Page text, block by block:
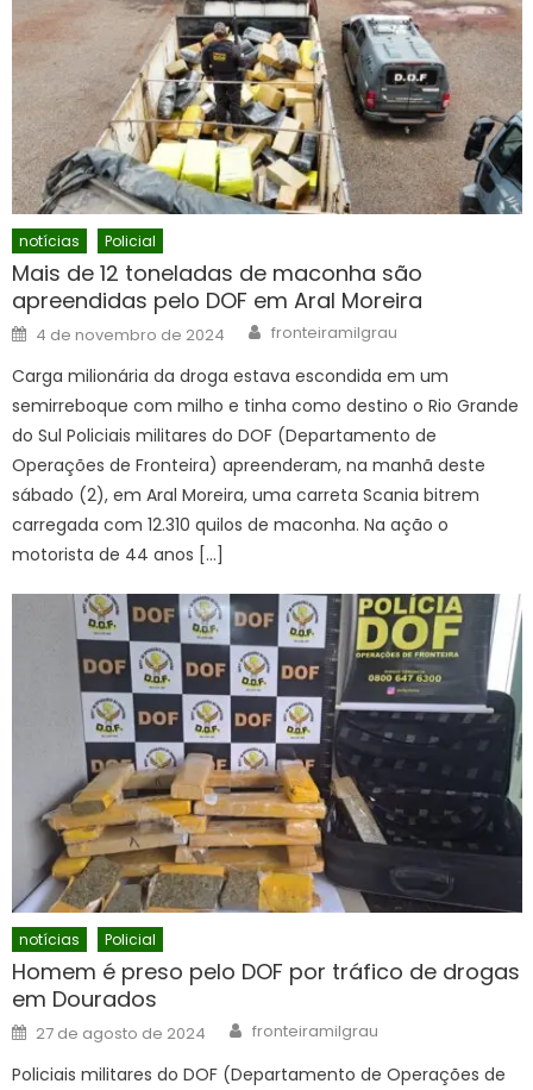
notícias Policial
Mais de 12 toneladas de maconha são
apreendidas pelo DOF em Aral Moreira
Posted
on
4 de novembro de 2024 Author
fronteiramilgrau
Carga milionária da droga estava escondida em um
semirreboque com milho e tinha como destino o Rio Grande
do Sul Policiais militares do DOF (Departamento de
Operações de Fronteira) apreenderam, na manhã deste
sábado (2), em Aral Moreira, uma carreta Scania bitrem
carregada com 12.310 quilos de maconha. Na ação o
motorista de 44 anos […]
notícias Policial
Homem é preso pelo DOF por tráfico de drogas
em Dourados
Posted
on
27 de agosto de 2024 Author
fronteiramilgrau
Policiais militares do DOF (Departamento de Operações de